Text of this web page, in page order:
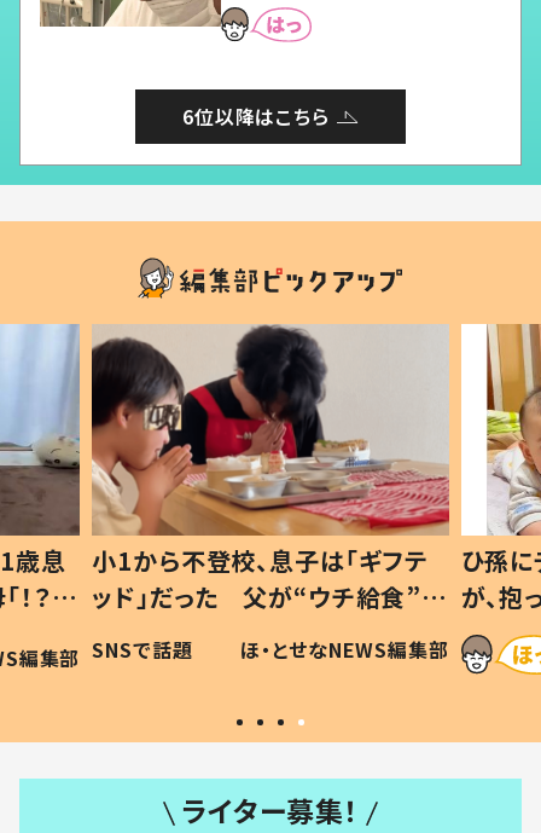
6位以降はこちら
歳息
？」
編集部
小1から不登校、息子は「ギフテ
ッド」だった 父が“ウチ給食”を
作り続ける理由とは #令和の親
#令和の子
SNSで話題 ほ・とせなNEWS編集部
ひ孫
が、
「涙が
い」
ライター募集！